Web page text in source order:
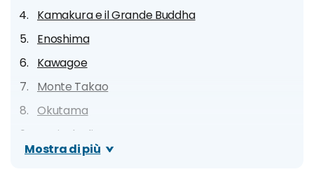
Kamakura e il Grande Buddha
Enoshima
Kawagoe
Monte Takao
Okutama
Penisola di Izu
Tokyo Disney Resort
Mostra di più